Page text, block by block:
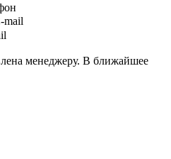
mail
менеджеру. В ближайшее